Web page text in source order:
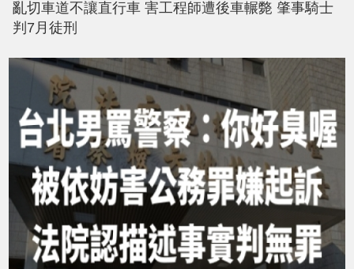
亂切車道不讓直行車 害工程師遭後車輾斃 肇事騎士
判7月徒刑